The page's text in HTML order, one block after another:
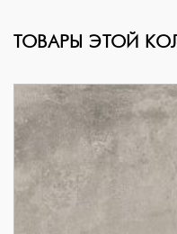
ТОВАРЫ ЭТОЙ